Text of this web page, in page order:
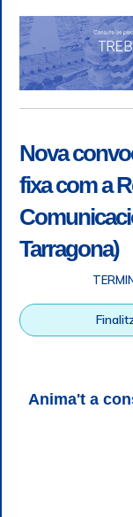
Accessibility
Nova
fixa com a
Tarragona)
Anima't a